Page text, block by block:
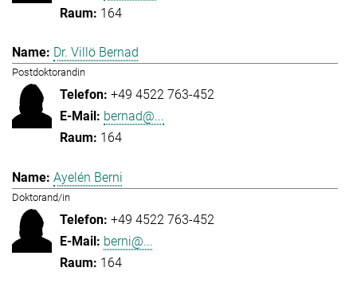
164
Dr. Villö Bernad
Postdoktorandin
+49 4522 763-452
bernad@...
164
Ayelén Berni
Doktorand/in
+49 4522 763-452
berni@...
164